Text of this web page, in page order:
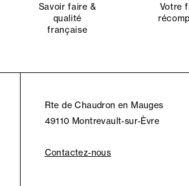
Savoir faire &
qualité
française
Votre
Rte de Chaudron en Mauges
49110 Montrevault-sur-Èvre
Contactez-nous